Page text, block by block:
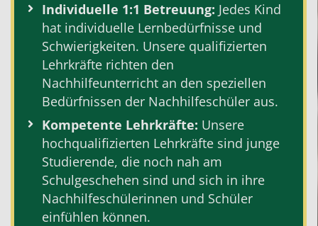
Individuelle 1:1 Betreuung: Jedes Kind
hat individuelle Lernbedürfnisse und
Schwierigkeiten. Unsere qualifizierten
Lehrkräfte richten den
Nachhilfeunterricht an den speziellen
Bedürfnissen der Nachhilfeschüler aus.
Kompetente Lehrkräfte: Unsere
hochqualifizierten Lehrkräfte sind junge
Studierende, die noch nah am
Schulgeschehen sind und sich in ihre
Nachhilfeschülerinnen und Schüler
einfühlen können.